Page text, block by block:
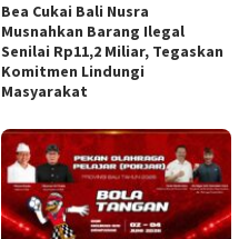
Bea Cukai Bali Nusra
Musnahkan Barang Ilegal
Senilai Rp11,2 Miliar, Tegaskan
Komitmen Lindungi
Masyarakat